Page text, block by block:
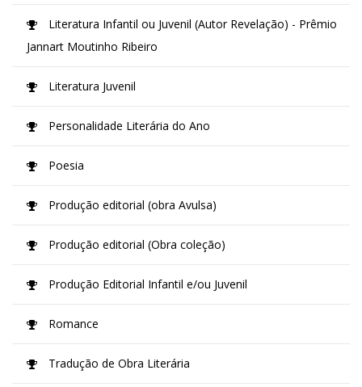
Literatura Infantil ou Juvenil (Autor Revelação) - Prêmio
Jannart Moutinho Ribeiro
Literatura Juvenil
Personalidade Literária do Ano
Poesia
Produção editorial (obra Avulsa)
Produção editorial (Obra coleção)
Produção Editorial Infantil e/ou Juvenil
Romance
Tradução de Obra Literária